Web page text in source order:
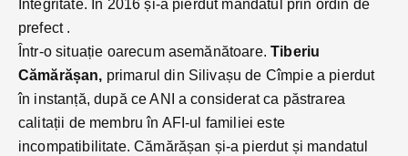
Integritate. În 2016 și-a pierdut mandatul prin ordin de
prefect .
Într-o situație oarecum asemănătoare.Tiberiu
Cămărășan, primarul din Silivașu de Cîmpie a pierdut
în instanță, după ce ANI a considerat ca păstrarea
calitații de membru în AFI-ul familiei este
incompatibilitate. Cămărășan și-a pierdut și mandatul